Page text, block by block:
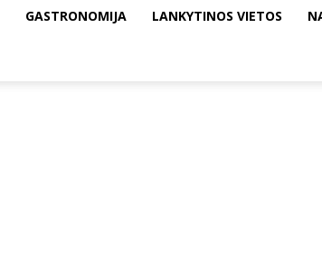
GASTRONOMIJA LANKYTINOS VIETOS